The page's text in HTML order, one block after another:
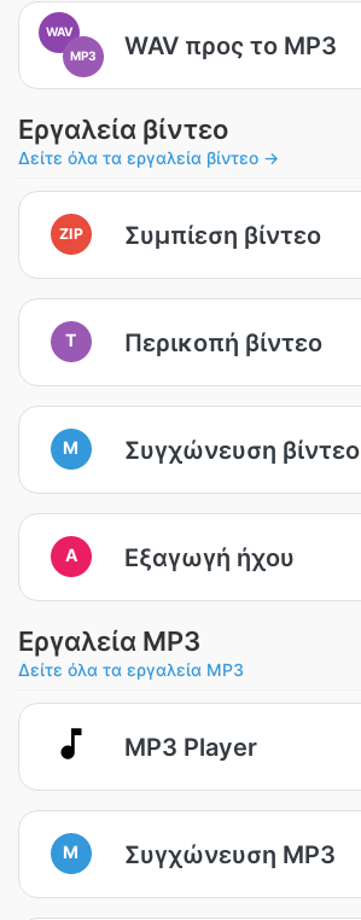
WAV
MP3
WAV προς το MP3
Εργαλεία βίντεο
Δείτε όλα τα εργαλεία βίντεο →
ZIP Συμπίεση βίντεο
T Περικοπή βίντεο
M Συγχώνευση βίντεο
A Εξαγωγή ήχου
Εργαλεία MP3
Δείτε όλα τα εργαλεία MP3
MP3 Player
M Συγχώνευση MP3